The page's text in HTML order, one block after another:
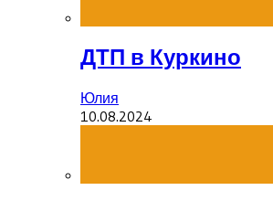
ДТП в Куркино
Юлия
10.08.2024